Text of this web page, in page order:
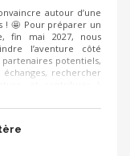
autour d’une
! 🤩 Pour préparer un
fin mai 2027, nous
l’aventure côté
potentiels,
rechercher
l’événement. On
organisé·e, à l’aise
enthousiasme et